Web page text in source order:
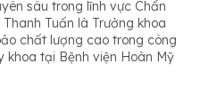
sâu trong lĩnh vực Chẩn
Tuấn là Trưởng khoa
chất lượng cao trong công
tại Bệnh viện Hoàn Mỹ